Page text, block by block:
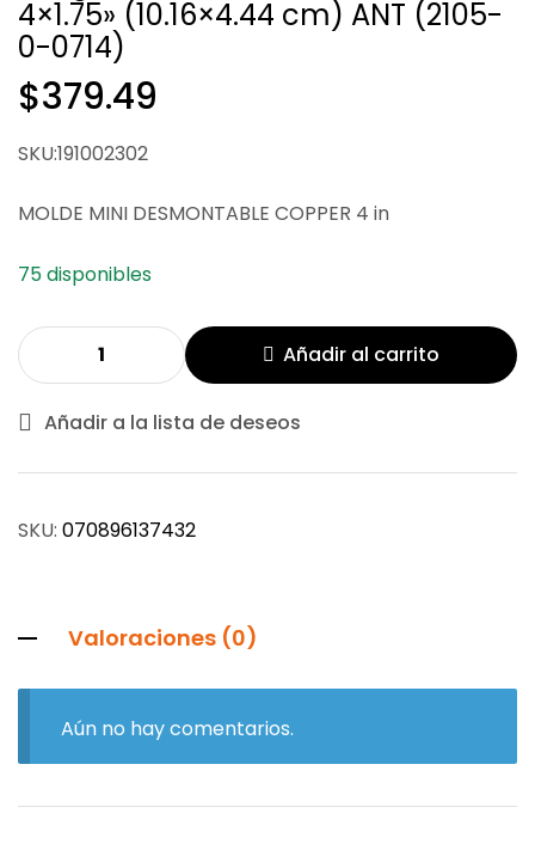
4×1.75» (10.16×4.44 cm) ANT (2105-
0-0714)
$379.49
SKU:191002302
MOLDE MINI DESMONTABLE COPPER 4 in
75 disponibles
Añadir al carrito
Añadir a la lista de deseos
SKU: 070896137432
Valoraciones (0)
Aún no hay comentarios.